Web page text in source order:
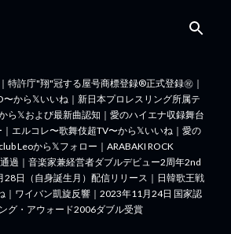
特許庁"翔"冠する屋号商標登録®︎正式登録㊗️｜
〜から𝕏いいね｜新日本プロレスリング所属テ
ら𝕏および最新曲認知｜愛のハイエナ収録舞台
エルコレ〜歌舞伎超TV〜から𝕏いいね｜愛の
Leoから𝕏フォロー｜ARABAKI ROCK
過｜音楽家兼経営者ダブルデビュー2周年2nd
28日（自身誕生月）配信リリース｜日韓歌王戦
｜ワイバン凱旋反響｜2023年11月24日 国家認
グ・アウォード2006ダブル受賞